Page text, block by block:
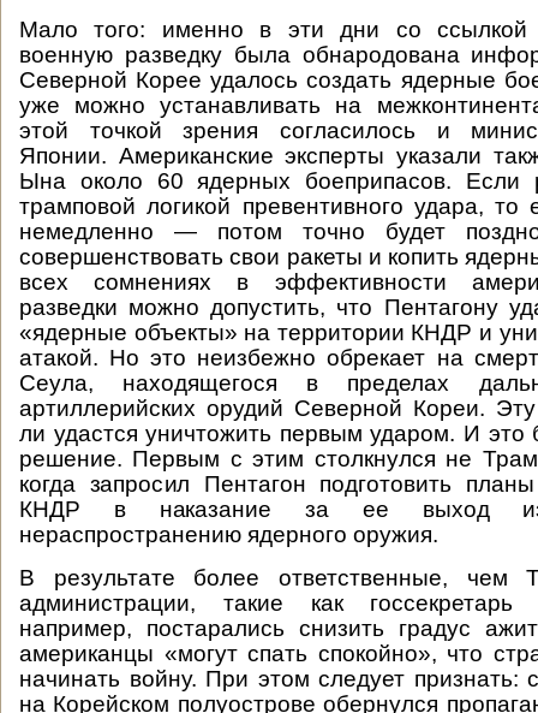
Мало того: именно в эти дни со ссылкой
военную разведку была обнародована
Северной Корее удалось создать ядерные
уже можно устанавливать на
этой точкой зрения согласилось и
Японии. Американские эксперты указали
Ына около 60 ядерных боеприпасов. Если
трамповой логикой превентивного удара, то
немедленно — потом точно будет
совершенствовать свои ракеты и копить
всех сомнениях в эффективности
разведки можно допустить, что Пентагону
«ядерные объекты» на территории КНДР и
атакой. Но это неизбежно обрекает на
Сеула, находящегося в пределах
артиллерийских орудий Северной Кореи.
ли удастся уничтожить первым ударом. И это
решение. Первым с этим столкнулся не
когда запросил Пентагон подготовить
КНДР в наказание за ее выход
нераспространению ядерного оружия.
В результате более ответственные, чем
администрации, такие как
например, постарались снизить градус
американцы «могут спать спокойно», что
начинать войну. При этом следует признать:
на Корейском полуострове обернулся